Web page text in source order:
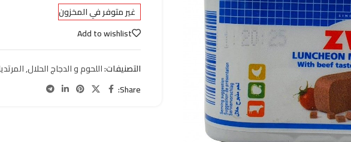
غير متوفر في المخزون
Add to wishlist
التصنيفات:اللحوم و الدجاج الحلال,
Share: